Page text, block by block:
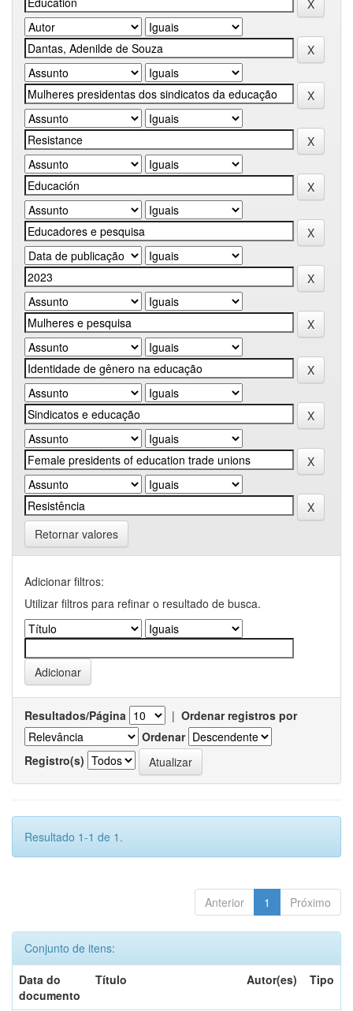
Retornar valores
Adicionar filtros:
Utilizar filtros para refinar o resultado de busca.
Resultados/Página | Ordenar registros por
Ordenar
Registro(s)
Resultado 1-1 de 1.
Anterior 1 Próximo
Conjunto de itens:
Data do
documento
Título Autor(es) Tipo